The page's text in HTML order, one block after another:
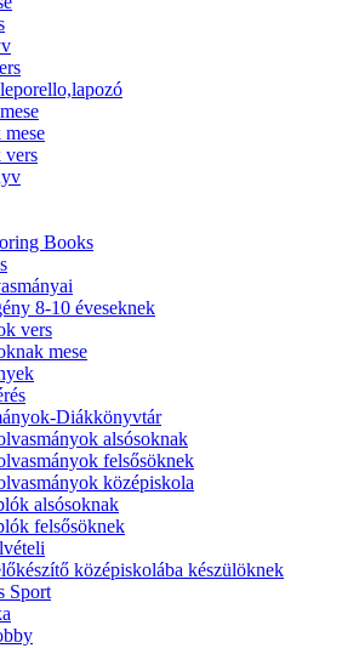
vers
Books
8-10 éveseknek
vers
mese
Diákkönyvtár
alsósoknak
felsősöknek
középiskola
alsósoknak
felsősöknek
középiskolába készülöknek
Sport